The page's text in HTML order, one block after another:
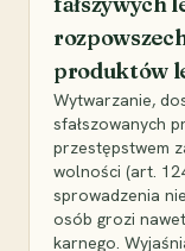
produktów
Wytwarzanie,
sfałszowanych
przestępstwem
wolności (art.
sprowadzenia
osób grozi
karnego.